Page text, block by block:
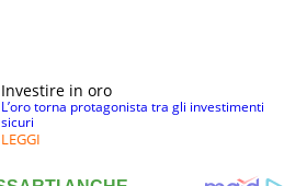
Investire in oro
L’oro torna protagonista tra gli investimenti
sicuri
LEGGI